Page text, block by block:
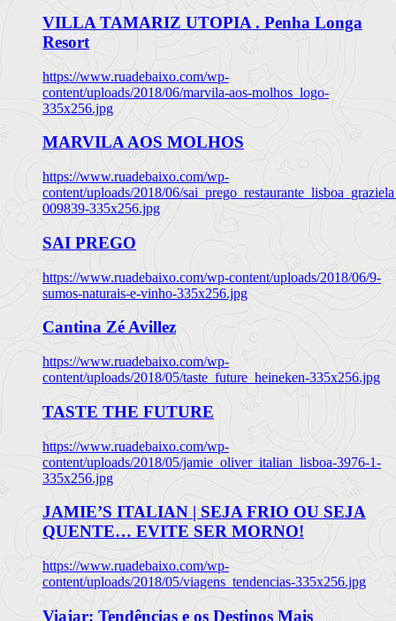
VILLA TAMARIZ UTOPIA . Penha Longa
Resort
https://www.ruadebaixo.com/wp-
content/uploads/2018/06/marvila-aos-molhos_logo-
335x256.jpg
MARVILA AOS MOLHOS
https://www.ruadebaixo.com/wp-
content/uploads/2018/06/
009839-335x256.jpg
SAI PREGO
https://www.ruadebaixo.com/wp-content/uploads/2018/06/9-
sumos-naturais-e-vinho-335x256.jpg
Cantina Zé Avillez
https://www.ruadebaixo.com/wp-
content/uploads/2018/05/taste_future_heineken-335x256.jpg
TASTE THE FUTURE
https://www.ruadebaixo.com/wp-
content/uploads/2018/05/jamie_oliver_italian_lisboa-3976-1-
335x256.jpg
JAMIE’S ITALIAN | SEJA FRIO OU SEJA
QUENTE… EVITE SER MORNO!
https://www.ruadebaixo.com/wp-
content/uploads/2018/05/viagens_tendencias-335x256.jpg
Viajar: Tendências e os Destinos Mais